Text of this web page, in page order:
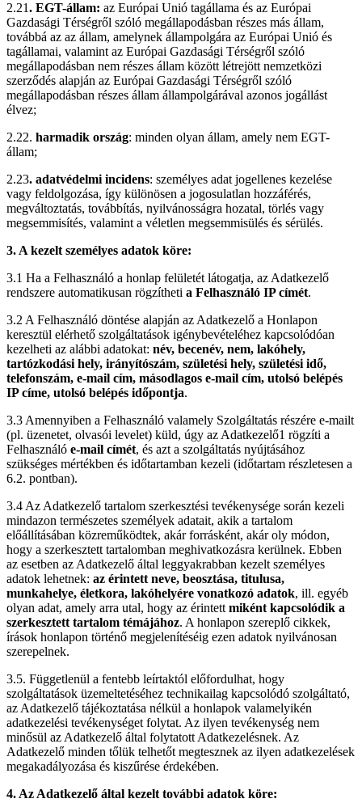
2.21. EGT-állam: az Európai Unió tagállama és az Európai
Gazdasági Térségről szóló megállapodásban részes más állam,
továbbá az az állam, amelynek állampolgára az Európai Unió és
tagállamai, valamint az Európai Gazdasági Térségről szóló
megállapodásban nem részes állam között létrejött nemzetközi
szerződés alapján az Európai Gazdasági Térségről szóló
megállapodásban részes állam állampolgárával azonos jogállást
élvez;
2.22. harmadik ország: minden olyan állam, amely nem EGT-
állam;
2.23. adatvédelmi incidens: személyes adat jogellenes kezelése
vagy feldolgozása, így különösen a jogosulatlan hozzáférés,
megváltoztatás, továbbítás, nyilvánosságra hozatal, törlés vagy
megsemmisítés, valamint a véletlen megsemmisülés és sérülés.
3. A kezelt személyes adatok köre:
3.1 Ha a Felhasználó a honlap felületét látogatja, az Adatkezelő
rendszere automatikusan rögzítheti a Felhasználó IP címét.
3.2 A Felhasználó döntése alapján az Adatkezelő a Honlapon
keresztül elérhető szolgáltatások igénybevételéhez kapcsolódóan
kezelheti az alábbi adatokat: név, becenév, nem, lakóhely,
tartózkodási hely, irányítószám, születési hely, születési idő,
telefonszám, e-mail cím, másodlagos e-mail cím, utolsó belépés
IP címe, utolsó belépés időpontja.
3.3 Amennyiben a Felhasználó valamely Szolgáltatás részére e-mailt
(pl. üzenetet, olvasói levelet) küld, úgy az Adatkezelő1 rögzíti a
Felhasználó e-mail címét, és azt a szolgáltatás nyújtásához
szükséges mértékben és időtartamban kezeli (időtartam részletesen a
6.2. pontban).
3.4 Az Adatkezelő tartalom szerkesztési tevékenysége során kezeli
mindazon természetes személyek adatait, akik a tartalom
előállításában közreműködtek, akár forrásként, akár oly módon,
hogy a szerkesztett tartalomban meghivatkozásra kerülnek. Ebben
az esetben az Adatkezelő által leggyakrabban kezelt személyes
adatok lehetnek: az érintett neve, beosztása, titulusa,
munkahelye, életkora, lakóhelyére vonatkozó adatok, ill. egyéb
olyan adat, amely arra utal, hogy az érintett miként kapcsolódik a
szerkesztett tartalom témájához. A honlapon szereplő cikkek,
írások honlapon történő megjelenítéséig ezen adatok nyilvánosan
szerepelnek.
3.5. Függetlenül a fentebb leírtaktól előfordulhat, hogy
szolgáltatások üzemeltetéséhez technikailag kapcsolódó szolgáltató,
az Adatkezelő tájékoztatása nélkül a honlapok valamelyikén
adatkezelési tevékenységet folytat. Az ilyen tevékenység nem
minősül az Adatkezelő által folytatott Adatkezelésnek. Az
Adatkezelő minden tőlük telhetőt megtesznek az ilyen adatkezelések
megakadályozása és kiszűrése érdekében.
4. Az Adatkezelő által kezelt további adatok köre: